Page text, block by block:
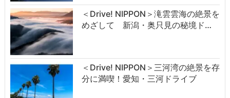
＜Drive! NIPPON＞滝雲雲海の絶景を
めざして 新潟・奥只見の秘境ド…
＜Drive! NIPPON＞三河湾の絶景を存
分に満喫！愛知・三河ドライブ